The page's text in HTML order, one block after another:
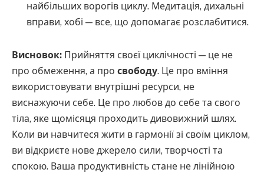
найбільших ворогів циклу. Медитація, дихальні
вправи, хобі — все, що допомагає розслабитися.
Висновок: Прийняття своєї циклічності — це не
про обмеження, а про свободу. Це про вміння
використовувати внутрішні ресурси, не
виснажуючи себе. Це про любов до себе та свого
тіла, яке щомісяця проходить дивовижний шлях.
Коли ви навчитеся жити в гармонії зі своїм циклом,
ви відкриєте нове джерело сили, творчості та
спокою. Ваша продуктивність стане не лінійною